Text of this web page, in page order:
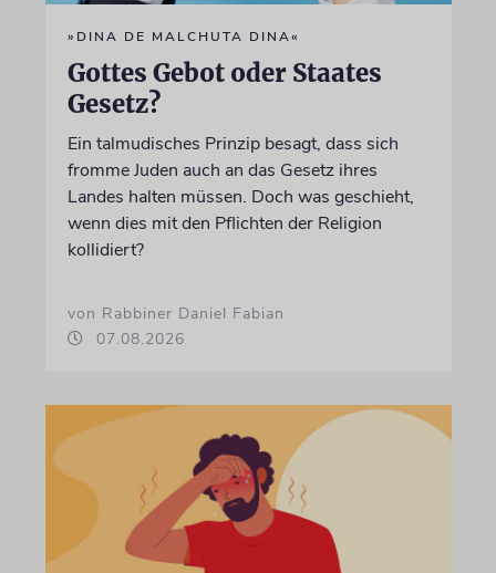
»DINA DE MALCHUTA DINA«
Gottes Gebot oder Staates
Gesetz?
Ein talmudisches Prinzip besagt, dass sich
fromme Juden auch an das Gesetz ihres
Landes halten müssen. Doch was geschieht,
wenn dies mit den Pflichten der Religion
kollidiert?
von Rabbiner Daniel Fabian
07.08.2026